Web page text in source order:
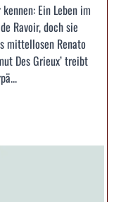
Ein Leben im
Ravoir, doch sie
mittellosen Renato
Des Grieux’ treibt